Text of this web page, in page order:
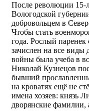
После революции 15-
Вологодской
добровольцем в
Чтобы стать
года. Рослый паренек
зачислен на все виды
войны была учеба в
Николай Кузнецов
бывший
на кроватях ещё не
имена хозяев: князь
дворянские